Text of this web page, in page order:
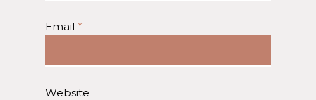
Email *
Website